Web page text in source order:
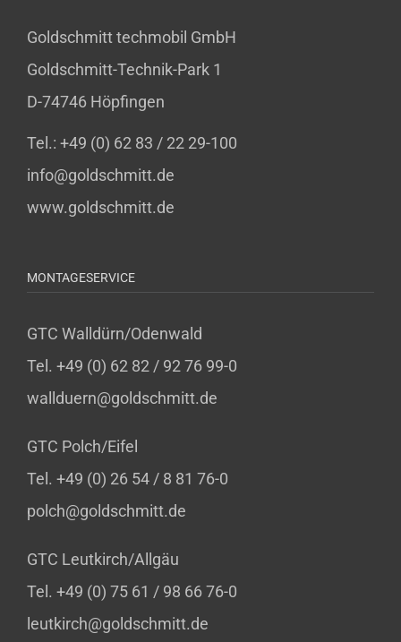
Goldschmitt techmobil GmbH
Goldschmitt-Technik-Park 1
D-74746 Höpfingen
Tel.: +49 (0) 62 83 / 22 29-100
info@goldschmitt.de
www.goldschmitt.de
MONTAGESERVICE
GTC Walldürn/Odenwald
Tel. +49 (0) 62 82 / 92 76 99-0
wallduern@goldschmitt.de
GTC Polch/Eifel
Tel. +49 (0) 26 54 / 8 81 76-0
polch@goldschmitt.de
GTC Leutkirch/Allgäu
Tel. +49 (0) 75 61 / 98 66 76-0
leutkirch@goldschmitt.de